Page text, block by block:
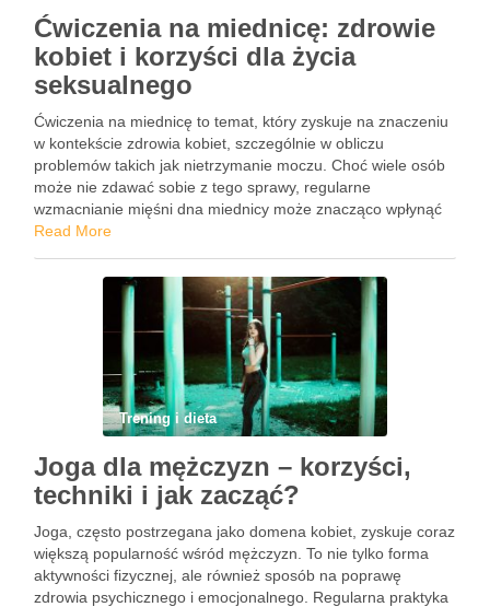
Ćwiczenia na miednicę: zdrowie
kobiet i korzyści dla życia
seksualnego
Ćwiczenia na miednicę to temat, który zyskuje na znaczeniu
w kontekście zdrowia kobiet, szczególnie w obliczu
problemów takich jak nietrzymanie moczu. Choć wiele osób
może nie zdawać sobie z tego sprawy, regularne
wzmacnianie mięśni dna miednicy może znacząco wpłynąć
na jakość życia oraz komfort codziennego funkcjonowania.
Read More
Trening i dieta
Joga dla mężczyzn – korzyści,
techniki i jak zacząć?
Joga, często postrzegana jako domena kobiet, zyskuje coraz
większą popularność wśród mężczyzn. To nie tylko forma
aktywności fizycznej, ale również sposób na poprawę
zdrowia psychicznego i emocjonalnego. Regularna praktyka